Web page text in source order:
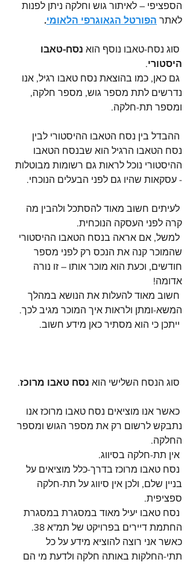
הספציפי – לאיתור גוש וחלקה ניתן לפנות
לאתר הפורטל הגאוגרפי הלאומי.
נסח-טאבו
היסטורי.
גם כאן, כמו בהוצאת נסח טאבו רגיל, אנו
נדרשים לתת מספר גוש, מספר חלקה,
ומספר תת-חלקה.
ההבדל בין נסח הטאבו ההיסטורי לבין
נסח הטאבו הרגיל הוא שבנסח הטאבו
ההיסטורי נוכל לראות גם רשומות מבוטלות
- עסקאות שהיו גם לפני הבעלים הנוכחי.
לעיתים חשוב מאוד להסתכל ולהבין מה
קרה לפני העסקה הנוכחית.
למשל, אם אראה בנסח הטאבו ההיסטורי
שהמוכר קנה את הנכס רק לפני מספר
חודשים, וכעת הוא מוכר אותו – זו נורה
אדומה!
חשוב מאוד להעלות את הנושא במהלך
המשא-ומתן ולראות איך המוכר מגיב לכך.
נסח טאבו מרוכז.
כאשר אנו מוציאים נסח טאבו מרוכז אנו
נתבקש לרשום רק את מספר הגוש ומספר
החלקה.
נסח טאבו מרוכז בדרך-כלל מוציאים על
בניין שלם, ולכן אין סיווג על תת-חלקה
ספציפית.
נסח טאבו יעיל מאוד במסגרת במסגרת
החתמת דיירים בפרויקט של תמ"א 38.
כאשר אני רוצה להוציא מידע על כל
תתי-החלקות באותה חלקה ולדעת מי הם